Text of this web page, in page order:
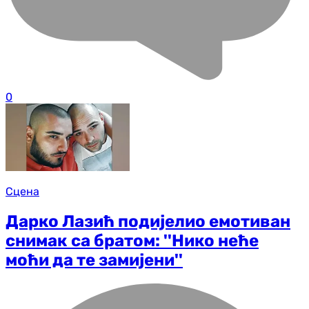
0
Сцена
Дарко Лазић подијелио емотиван
снимак са братом: ''Нико неће
моћи да те замијени''